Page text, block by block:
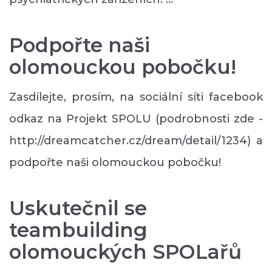
Podpořte naši
olomouckou pobočku!
Zasdílejte, prosím, na sociální síti facebook
odkaz na Projekt SPOLU (podrobnosti zde -
http://dreamcatcher.cz/dream/detail/1234) a
podpořte naši olomouckou pobočku!
Uskutečnil se
teambuilding
olomouckých SPOLařů